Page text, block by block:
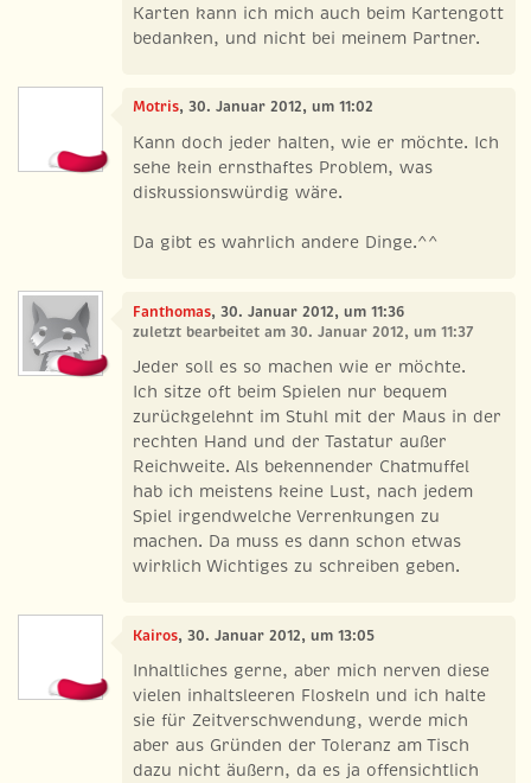
Karten kann ich mich auch beim Kartengott
bedanken, und nicht bei meinem Partner.
Motris, 30. Januar 2012, um 11:02
Kann doch jeder halten, wie er möchte. Ich
sehe kein ernsthaftes Problem, was
diskussionswürdig wäre.
Da gibt es wahrlich andere Dinge.^^
Fanthomas, 30. Januar 2012, um 11:36
zuletzt bearbeitet am 30. Januar 2012, um 11:37
Jeder soll es so machen wie er möchte.
Ich sitze oft beim Spielen nur bequem
zurückgelehnt im Stuhl mit der Maus in der
rechten Hand und der Tastatur außer
Reichweite. Als bekennender Chatmuffel
hab ich meistens keine Lust, nach jedem
Spiel irgendwelche Verrenkungen zu
machen. Da muss es dann schon etwas
wirklich Wichtiges zu schreiben geben.
Kairos, 30. Januar 2012, um 13:05
Inhaltliches gerne, aber mich nerven diese
vielen inhaltsleeren Floskeln und ich halte
sie für Zeitverschwendung, werde mich
aber aus Gründen der Toleranz am Tisch
dazu nicht äußern, da es ja offensichtlich